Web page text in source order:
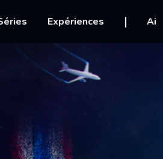
Expériences Ai